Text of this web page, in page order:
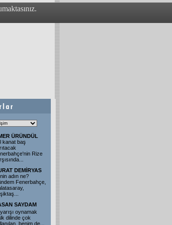
ÜRÜNDÜL
kanat baş
Rize
DEMİRYAS
adın ne?
Fenerbahçe,
SAYDAM
oynamak
dilinde çok
benim de